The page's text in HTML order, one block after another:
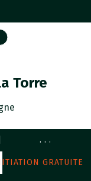
Torre
MOI
...
GRATUITE